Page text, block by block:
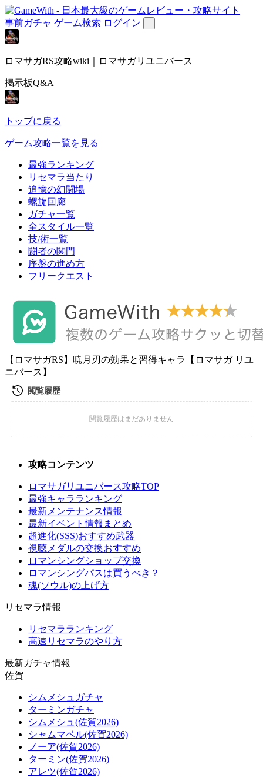
事前ガチャ ゲーム検索 ログイン
ロマサガRS攻略wiki｜ロマサガリユニバース
掲示板Q&A
トップに戻る
ゲーム攻略一覧を見る
最強ランキング
リセマラ当たり
追憶の幻闘場
螺旋回廊
ガチャ一覧
全スタイル一覧
技/術一覧
闘者の関門
序盤の進め方
フリークエスト
【ロマサガRS】暁月刃の効果と習得キャラ【ロマサガ リユ
ニバース】
攻略コンテンツ
ロマサガリユニバース攻略TOP
最強キャラランキング
最新メンテナンス情報
最新イベント情報まとめ
超進化(SSS)おすすめ武器
視聴メダルの交換おすすめ
ロマンシングショップ交換
ロマンシングパスは買うべき？
魂(ソウル)の上げ方
リセマラ情報
リセマラランキング
高速リセマラのやり方
最新ガチャ情報
佐賀
シムメシュガチャ
ターミンガチャ
シムメシュ(佐賀2026)
シャムマベル(佐賀2026)
ノーア(佐賀2026)
ターミン(佐賀2026)
アレツ(佐賀2026)